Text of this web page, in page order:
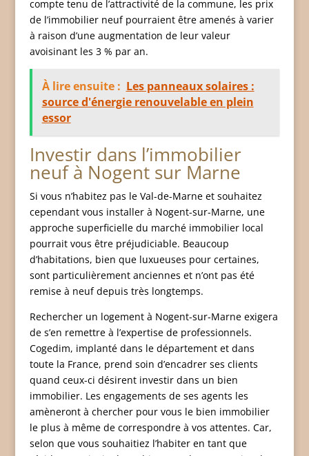
compte tenu de l’attractivité de la commune, les prix
de l’immobilier neuf pourraient être amenés à varier
à raison d’une augmentation de leur valeur
avoisinant les 3 % par an.
À lire ensuite : Les panneaux solaires :
source d'énergie renouvelable en plein
essor
Investir dans l’immobilier
neuf à Nogent sur Marne
Si vous n’habitez pas le Val-de-Marne et souhaitez
cependant vous installer à Nogent-sur-Marne, une
approche superficielle du marché immobilier local
pourrait vous être préjudiciable. Beaucoup
d’habitations, bien que luxueuses pour certaines,
sont particulièrement anciennes et n’ont pas été
remise à neuf depuis très longtemps.
Rechercher un logement à Nogent-sur-Marne exigera
de s’en remettre à l’expertise de professionnels.
Cogedim, implanté dans le département et dans
toute la France, prend soin d’encadrer ses clients
quand ceux-ci désirent investir dans un bien
immobilier. Les engagements de ses agents les
amèneront à chercher pour vous le bien immobilier
le plus à même de correspondre à vos attentes. Car,
selon que vous souhaitiez l’habiter en tant que